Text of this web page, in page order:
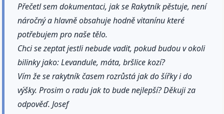
Přečetl sem dokumentaci, jak se Rakytník pěstuje, není
náročný a hlavně obsahuje hodně vitanínu které
potřebujem pro naše tělo.
Chci se zeptat jestli nebude vadit, pokud budou v okoli
bilinky jako: Levandule, máta, bršlice kozí?
Vím že se rakytník časem rozrůstá jak do šířky i do
výšky. Prosim o radu jak to bude nejlepší? Děkuji za
odpověď. Josef